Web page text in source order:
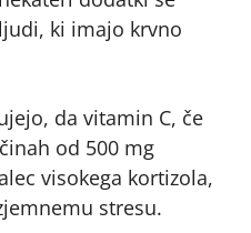
ki imajo krvno
da vitamin C, če
od 500 mg
visokega kortizola,
stresu.